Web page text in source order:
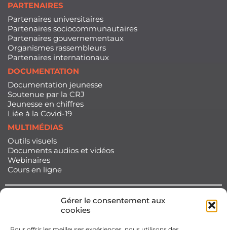
Gérer le consentement aux
cookies
PARTENAIRES
Partenaires universitaires
Partenaires sociocommunautaires
Partenaires gouvernementaux
Organismes rassembleurs
Partenaires internationaux
DOCUMENTATION
Documentation jeunesse
Soutenue par la CRJ
Jeunesse en chiffres
Liée à la Covid-19
MULTIMÉDIAS
Outils visuels
Documents audios et vidéos
Webinaires
Cours en ligne